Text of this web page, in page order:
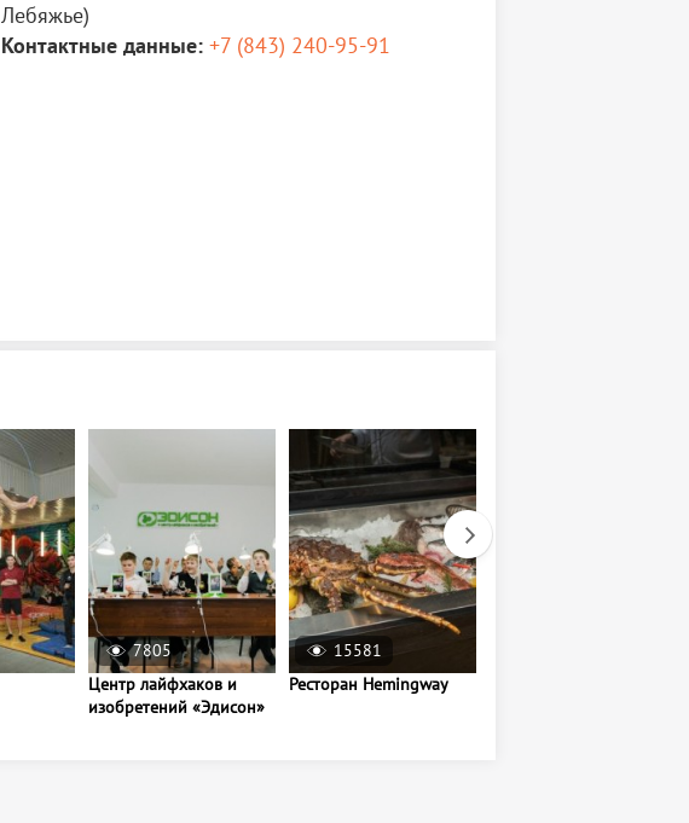
Лебяжье)
Контактные данные: +7 (843) 240-95-91
7805
Центр лайфхаков и
изобретений «Эдисон»
15581
Ресторан Hemingway